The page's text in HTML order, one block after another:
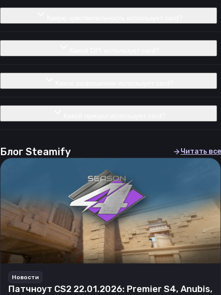
Блог Steamify Читать все
Новости
Патчноут CS2 22.01.2026: Premier S4, Anubis,